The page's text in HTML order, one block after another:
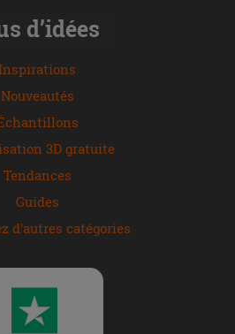
d’idées
Nouveautés
3D gratuite
Tendances
Guides
d'autres catégories